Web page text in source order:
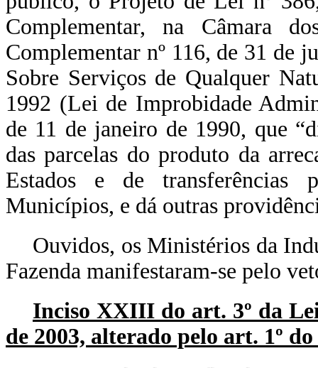
Complementar, na Câmara
Complementar nº 116, de 31 de
Sobre Serviços de Qualquer
1992 (Lei de Improbidade
de 11 de janeiro de 1990, que
das parcelas do produto da
Estados e de transferências
Municípios, e dá outras
Ouvidos, os Ministérios da
Fazenda manifestaram-se pelo
Inciso XXIII do art. 3º da
de 2003, alterado pelo art. 1º